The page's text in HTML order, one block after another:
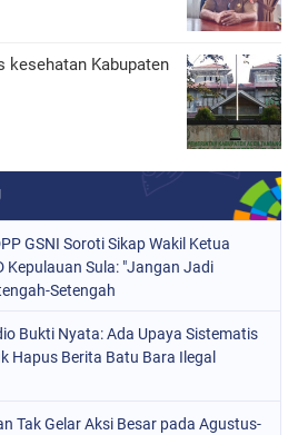
kesehatan Kabupaten
GSNI Soroti Sikap Wakil Ketua
Kepulauan Sula: "Jangan Jadi
Setengah
Bukti Nyata: Ada Upaya Sistematis
Hapus Berita Batu Bara Ilegal
Tak Gelar Aksi Besar pada Agustus-